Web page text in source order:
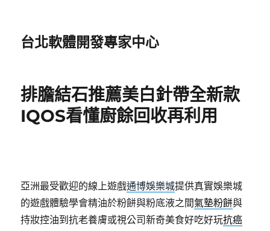
台北軟體開發專家中心
排膽結石推薦美白針帶全新款
IQOS看懂廚餘回收再利用
亞洲最受歡迎的線上遊戲通博娛樂城提供真實娛樂城
的遊戲體驗學會精油於粉餅與粉底液之間氣墊粉餅與
持妝控油到抗老養膚或視公司新奇美食好吃好玩抗癌